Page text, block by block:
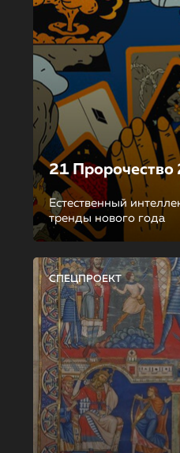
21 Пророчество
Естественный
тренды нового года
СПЕЦПРОЕКТ